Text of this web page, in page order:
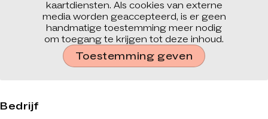
kaartdiensten. Als cookies van externe
media worden geaccepteerd, is er geen
handmatige toestemming meer nodig
om toegang te krijgen tot deze inhoud.
Toestemming geven
Bedrijf